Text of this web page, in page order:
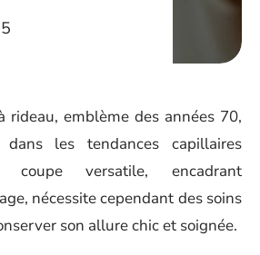
rideau, emblème des années 70,
les tendances capillaires
coupe versatile, encadrant
nécessite cependant des soins
son allure chic et soignée.